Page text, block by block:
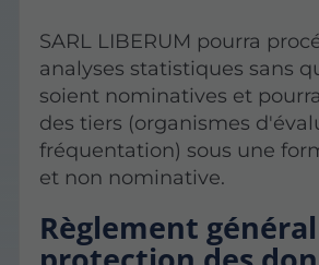
SARL LIBERUM pourra
analyses statistiques sans
soient nominatives et
des tiers (organismes
fréquentation) sous une
et non nominative.
Règlement